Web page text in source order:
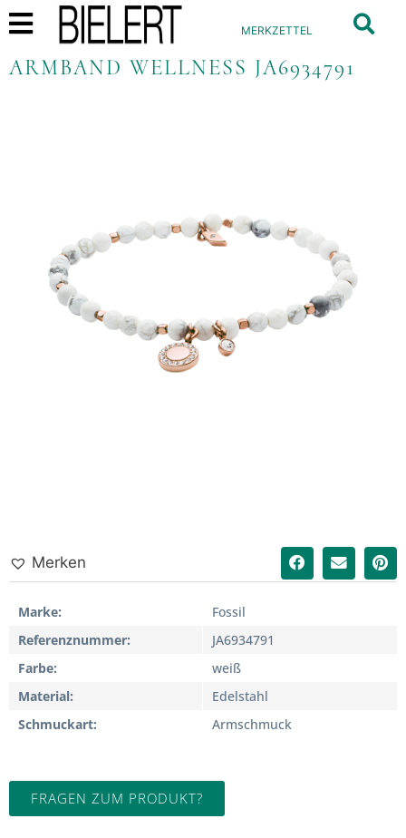
MERKZETTEL
ARMBAND WELLNESS JA6934791
Merken
Marke
Fossil
Referenznummer
JA6934791
Farbe
weiß
Material
Edelstahl
Schmuckart
Armschmuck
FRAGEN ZUM PRODUKT?